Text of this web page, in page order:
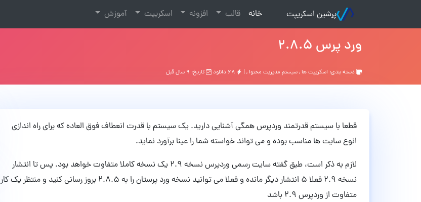
پرشین اسکریپت خانه
(current) قالب افزونه اسکریپت آموزش
ورد پرس ۲.۸.۵
دسته بندی: اسکریپت ها,سیستم مدیریت محتوا , | تاریخ: ۹ سال قبل
قطعا با سیستم قدرتمند وردپرس همگی آشنایی دارید. یک سیستم با قدرت انعطاف فوق العاده که برای راه اندازی
انوع سایت ها مناسب بوده و می تواند خواسته شما را عینا برآورد نماید.
لازم به ذکر است، طبق گفته سایت رسمی وردپرس نسخه ۲.۹ یک نسخه کاملا متفاوت خواهد بود. پس تا انتشار
نسخه ۲.۹ فعلا ۵ انتشار دیگر مانده و فعلا می توانید نسخه ورد پرستان را به ۲.۸.۵ بروز رسانی کنید و منتظر یک کار
متفاوت از وردپرس ۲.۹ باشد